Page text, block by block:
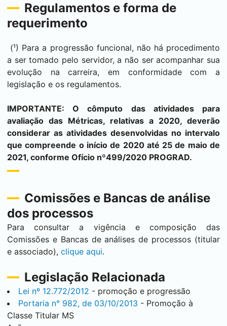
Regulamentos e forma de
requerimento
(¹) Para a progressão funcional, não há procedimento
a ser tomado pelo servidor, a não ser acompanhar sua
evolução na carreira, em conformidade com a
legislação e os regulamentos.
IMPORTANTE: O cômputo das atividades para
avaliação das Métricas, relativas a 2020, deverão
considerar as atividades desenvolvidas no intervalo
que compreende o início de 2020 até 25 de maio de
2021, conforme Ofício nº499/2020 PROGRAD.
Comissões e Bancas de análise
dos processos
Para consultar a vigência e composição das
Comissões e Bancas de análises de processos (titular
e associado), clique aqui.
Legislação Relacionada
Lei nº 12.772/2012 - promoção e progressão
Portaria n° 982, de 03/10/2013 - Promoção à
Classe Titular MS